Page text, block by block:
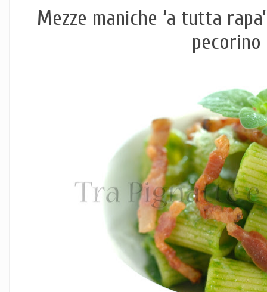
Mezze maniche ‘a tutta